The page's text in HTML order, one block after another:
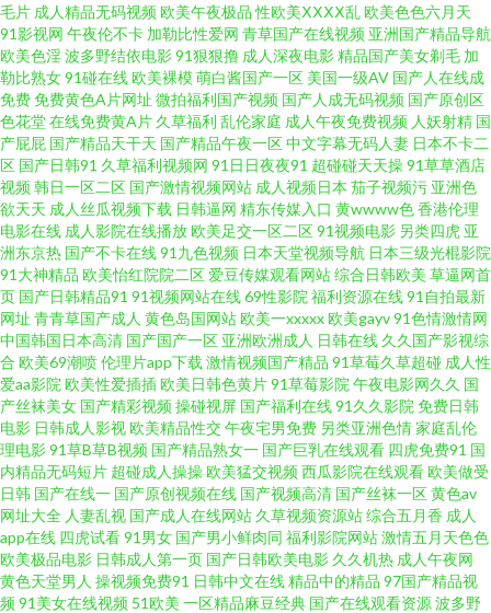
美偷日韩 黄色视频日皮软件 欧美另类女人男人 午夜吃瓜 91视频按摩 超碰在
线精品 豆花社区网站免费 韩国美女自慰 内射白丝JK 无码天美麻豆 91黄色91
刺激 成人AV天堂影视 国产成人AV导航 激情综合网中国 男人天堂抠逼 日本瑟
天堂 亚洲AV色图 97色伦影院 午夜vv福利 五月狼人AV 超碰在线中文字幕 国
产呦交精品视频 国产精品电影 国产精品成人久久 国产乱人一区 九九精品系
列 女同在线观看 欧美老妇性交 日本生活片 偷拍白拍青青草 日本a天堂 在线超
鹏 超碰自拍人人 九一福利导航 欧州午夜影院 婷婷色黑料91 宅福利白浆 97在
线b'b 福利视频久 激情九九久久 免费黄色影院 最新国产113页 超碰福利97 国
产不卡无马 精东成人 免费尤物在线成人 午夜久久香蕉福利 91大香蕉cn a片在
线网站 岛国大片中文字幕 精品爱啪 欧美操逼逼 日韩三级毛片 午夜男人诱惑
av 在线播放97国产 欧美亚黄色人a片 午夜专区 综合色色 91性生活短片 波多
毛片 成人精品无码视频欧美午夜极品 性欧美ⅩⅩⅩⅩ乱欧美色色六月天
91影视网 午夜伦不卡 加勒比性爱网 青草国产在线视频 亚洲国产精品导航
欧美色淫波多野结依电影91狠狠撸 成人深夜电影精品国产美女剃毛 加
勒比熟女91碰在线欧美裸模萌白酱国产一区 美国一级AV 国产人在线成
免费免费黄色A片网址 微拍福利国产视频 国产人成无码视频 国产原创区
色花堂在线免费黄A片 久草福利 乱伦家庭 成人午夜免费视频 人妖射精 国
产屁屁 国产精品天干天 国产精品午夜一区中文字幕无码人妻 日本不卡二
区 国产日韩91 久草福利视频网 91日日夜夜91 超碰碰天天操91草草酒店
视频韩日一区二区 国产激情视频网站 成人视频日本 茄子视频污 亚洲色
欲天天 成人丝瓜视频下载 日韩逼网 精东传媒入口 黄wwww色香港伦理
电影在线 成人影院在线播放欧美足交一区二区91视频电影 另类四虎 亚
洲东京热 国产不卡在线91九色视频 日本天堂视频导航 日本三级光棍影院
91大神精品 欧美怡红院院二区 爱豆传媒观看网站综合日韩欧美 草逼网首
页 国产日韩精品91 91视频网站在线69性影院 福利资源在线91自拍最新
网址 青青草国产成人 黄色岛国网站欧美一xxxxx欧美gayv91色情激情网
中国韩国日本高清 国产国产一区 亚洲欧洲成人 日韩在线 久久国产影视综
合 欧美69潮喷伦理片app下载 激情视频国产精品 91草莓久草超碰 成人性
爱aa影院 欧美性爱插插欧美日韩色黄片91草莓影院 午夜电影网久久 国
产丝袜美女 国产精彩视频操碰视屏 国产福利在线91久久影院 免费日韩
电影 日韩成人影视欧美精品性交午夜宅男免费 另类亚洲色情家庭乱伦
理电影91草B草B视频 国产精品熟女一 国产巨乳在线观看 四虎免费91 国
内精品无码短片 超碰成人操操欧美猛交视频西瓜影院在线观看欧美做受
日韩 国产在线一 国产原创视频在线 国产视频高清 国产丝袜一区黄色av
网址大全 人妻乱视 国产成人在线网站 久草视频资源站综合五月香 成人
app在线 四虎试看91男女 国产男小鲜肉同 福利影院网站激情五月天色色
欧美极品电影 日韩成人第一页 国产日韩欧美电影 久久机热 成人午夜网
黄色天堂男人 操视频免费91 日韩中文在线精品中的精品 97国产精品视
频91美女在线视频 51欧美 一区精品麻豆经典 国产在线观看资源波多野